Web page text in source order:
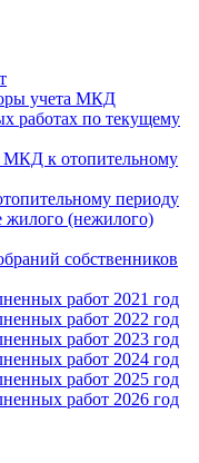
учета МКД
работах по текущему
МКД к отопительному
периоду
жилого (нежилого)
собственников
работ 2021 год
работ 2022 год
работ 2023 год
работ 2024 год
работ 2025 год
работ 2026 год